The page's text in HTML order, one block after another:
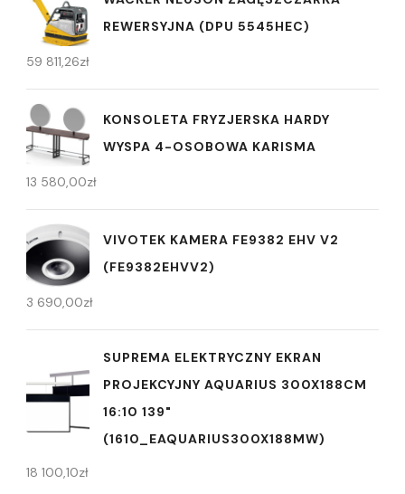
REWERSYJNA (DPU 5545HEC)
59 811,26zł
KONSOLETA FRYZJERSKA HARDY
WYSPA 4-OSOBOWA KARISMA
13 580,00zł
VIVOTEK KAMERA FE9382 EHV V2
(FE9382EHVV2)
3 690,00zł
SUPREMA ELEKTRYCZNY EKRAN
PROJEKCYJNY AQUARIUS 300X188CM
16:10 139"
(1610_EAQUARIUS300X188MW)
18 100,10zł